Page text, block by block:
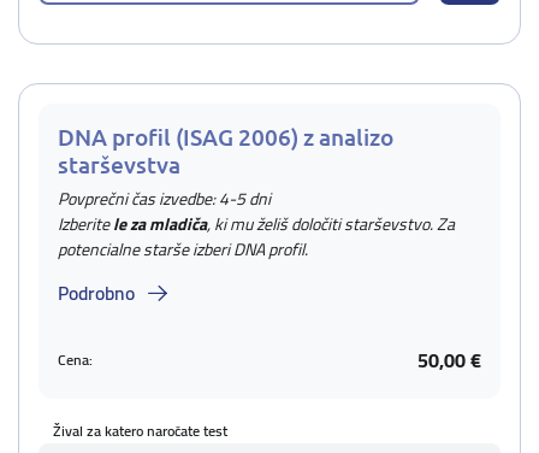
DNA profil (ISAG 2006) z analizo
starševstva
Povprečni čas izvedbe: 4-5 dni
Izberitele za mladiča, ki mu želiš določiti starševstvo. Za
potencialne starše izberi DNA profil.
Podrobno
Cena: 50,00 €
Žival za katero naročate test